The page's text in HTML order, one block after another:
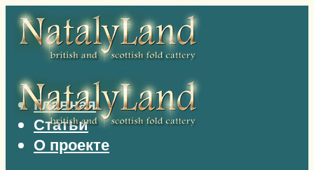
Главная
Статьи
О проекте